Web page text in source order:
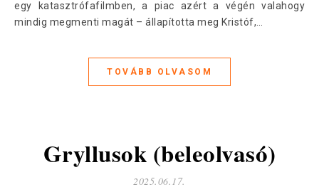
egy katasztrófafilmben, a piac azért a végén valahogy
mindig megmenti magát – állapította meg Kristóf,…
TOVÁBB OLVASOM
Gryllusok (beleolvasó)
2025.06.17.